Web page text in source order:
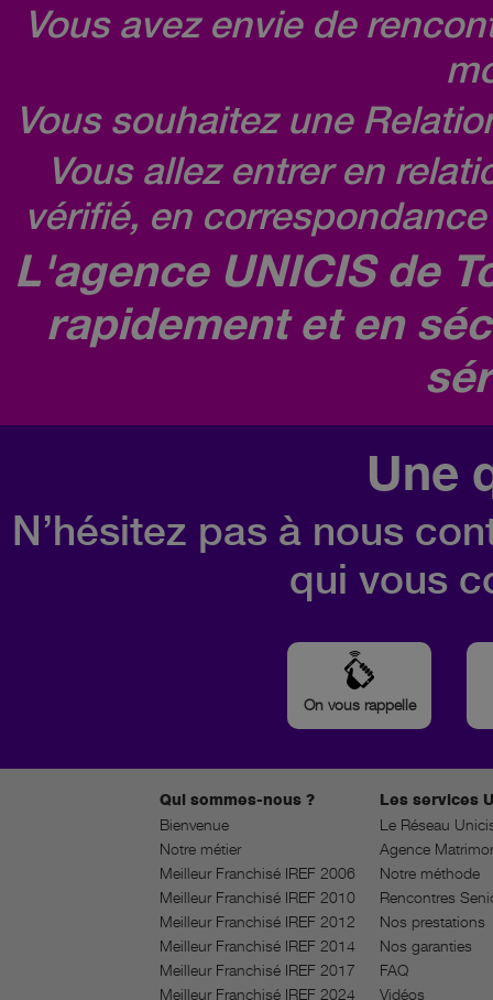
Vous avez envie de
Vous souhaitez une
Vous allez entrer en
vérifié, en
L'agence UNICIS de
rapidement et en
Une
N’hésitez pas à nous
qui vous
On vous rappelle
Qui sommes-nous ?
Bienvenue
Notre métier
Meilleur Franchisé IREF 2006
Meilleur Franchisé IREF 2010
Meilleur Franchisé IREF 2012
Meilleur Franchisé IREF 2014
Meilleur Franchisé IREF 2017
Meilleur Franchisé IREF 2024
Les services
Le Réseau
Agence
Notre méthode
Rencontres
Nos prestations
Nos garanties
FAQ
Vidéos